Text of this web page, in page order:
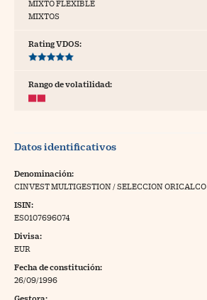
Pyme
MIXTO FLEXIBLE
MIXTOS
Rating VDOS:
Rango de volatilidad:
Datos identificativos
Denominación:
CINVEST MULTIGESTION / SELECCION ORICALCO
ISIN:
ES0107696074
Divisa:
EUR
Fecha de constitución:
26/09/1996